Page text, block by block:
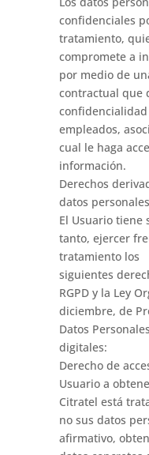
confidenciales
tratamiento,
compromete a
por medio de
contractual que
empleados,
cual le haga
información.
Derechos
datos personales
El Usuario tiene
tanto, ejercer
tratamiento los
siguientes
RGPD y la Ley
diciembre, de
Datos
digitales:
Derecho de
Usuario a
Citratel está
no sus datos
afirmativo,